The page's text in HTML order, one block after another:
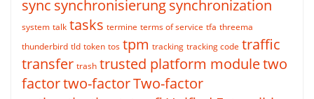
sync synchronisierungsynchronization
system talk tasks termine terms of service tfa threema
thunderbird tld token tos tpm tracking tracking code traffic
transfer trash trusted platform moduletwo
factortwo-factorTwo-factor